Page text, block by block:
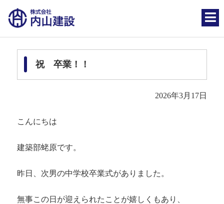
祝 卒業！！
2026年3月17日
こんにちは
建築部蛯原です。
昨日、次男の中学校卒業式がありました。
無事この日が迎えられたことが嬉しくもあり、